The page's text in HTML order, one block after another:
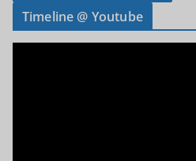
Timeline @ Youtube